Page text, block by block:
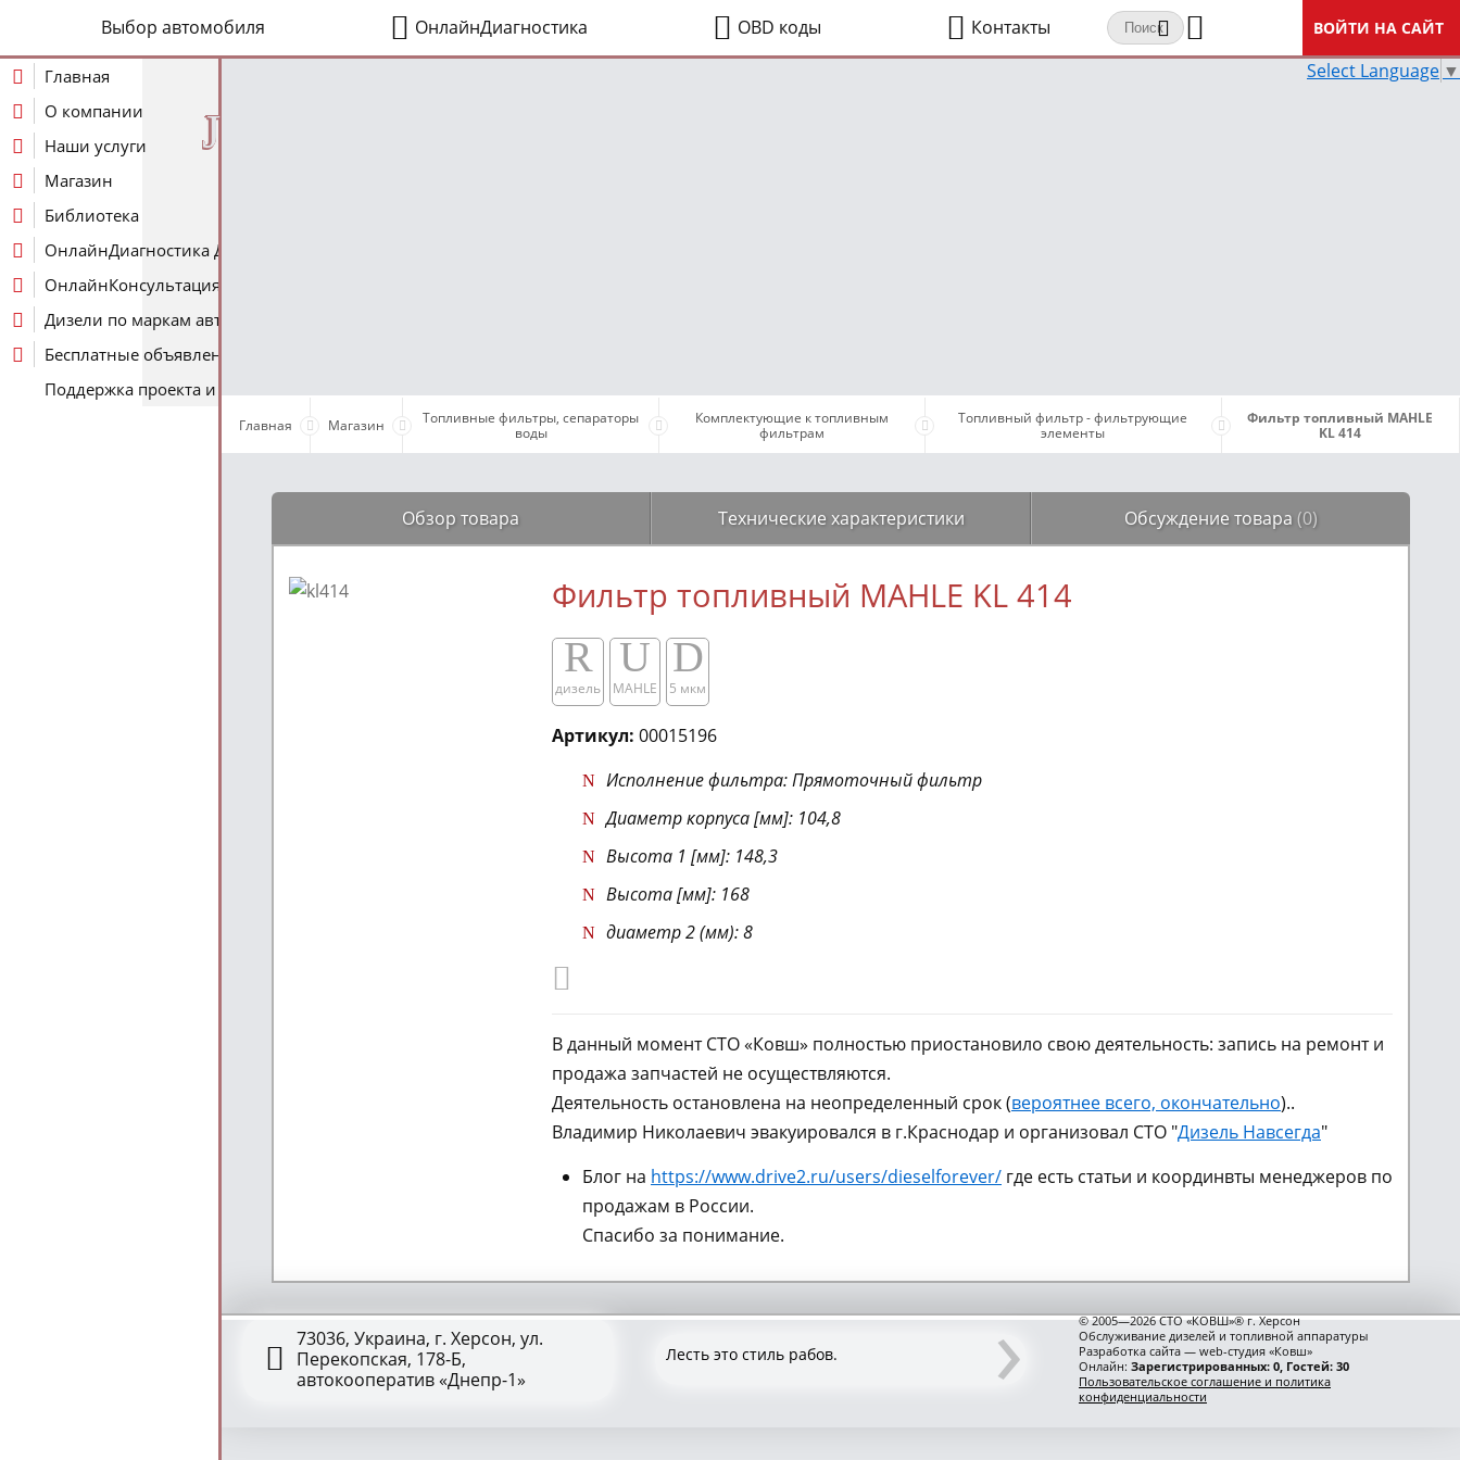
Выбор автомобиля ОнлайнДиагностика OBD коды Контакты ВОЙТИ НА САЙТ
J
Главная
О компании
Наши услуги
Магазин
Библиотека
ОнлайнДиагностика Дизеля
ОнлайнКонсультация по Дизелю
Дизели по маркам авто
Бесплатные объявления
Поддержка проекта и оплата услуг
Select Language ▼
Главная Магазин
Топливные фильтры, сепараторы
воды
Комплектующие к топливным
фильтрам
Топливный фильтр - фильтрующие
элементы
Фильтр топливный MAHLE
KL 414
Обзор товара Технические характеристики Обсуждение товара (0)
Фильтр топливный MAHLE KL 414
R
дизель
U
MAHLE
D
5 мкм
Артикул: 00015196
Исполнение фильтра: Прямоточный фильтр
Диаметр корпуса [мм]: 104,8
Высота 1 [мм]: 148,3
Высота [мм]: 168
диаметр 2 (мм): 8
В данный момент СТО «Ковш» полностью приостановило свою деятельность: запись на ремонт и
продажа запчастей не осуществляются.
Деятельность остановлена на неопределенный срок (вероятнее всего, окончательно)..
Владимир Николаевич эвакуировался в г.Краснодар и организовал СТО "Дизель Навсегда"
Блог на https://www.drive2.ru/users/dieselforever/ где есть статьи и координвты менеджеров по
продажам в России.
Спасибо за понимание.
73036, Украина, г. Херсон, ул.
Перекопская, 178-Б,
автокооператив «Днепр-1»
Лесть это стиль рабов. ›
© 2005—2026 СТО «КОВШ»® г. Херсон
Обслуживание дизелей и топливной аппаратуры
Разработка сайта — web-студия «Ковш»
Онлайн: Зарегистрированных: 0, Гостей: 30
Пользовательское соглашение и политика
конфиденциальности